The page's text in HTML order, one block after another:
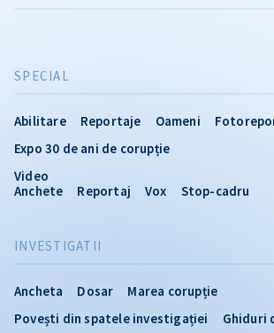
INVESTIGATII
Ancheta Dosar
Marea corupție
Povești din spatele investigației
Ghiduri
SPECIAL
Abilitare Reportaje Oameni
Expo 30 de ani de corupție
Video
Anchete
Reportaj Vox Stop-cadru